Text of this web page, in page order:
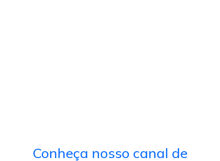
Conheça nosso canal de